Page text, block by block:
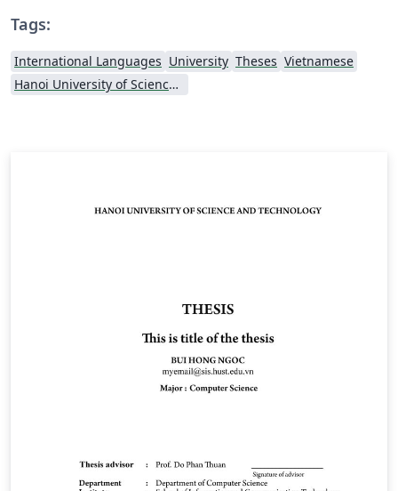
Tags:
International Languages University Theses Vietnamese
Hanoi University of Science and Technology